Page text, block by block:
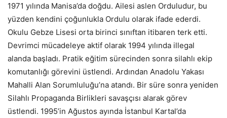
1971 yılında Manisa’da doğdu. Ailesi aslen Orduludur, bu
yüzden kendini çoğunlukla Ordulu olarak ifade ederdi.
Okulu Gebze Lisesi orta birinci sınıftan itibaren terk etti.
Devrimci mücadeleye aktif olarak 1994 yılında illegal
alanda başladı. Pratik eğitim sürecinden sonra silahlı ekip
komutanlığı görevini üstlendi. Ardından Anadolu Yakası
Mahalli Alan Sorumluluğu’na atandı. Bir süre sonra yeniden
Silahlı Propaganda Birlikleri savaşçısı alarak görev
üstlendi. 1995’in Ağustos ayında İstanbul Kartal’da